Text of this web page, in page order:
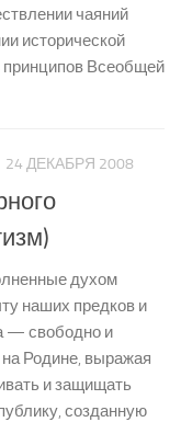
чаяний
исторической
принципов Всеобщей
24 ДЕКАБРЯ 2008
духом
наших предков и
— свободно и
Родине, выражая
и защищать
созданную